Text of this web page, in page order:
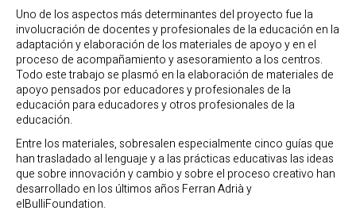
Uno de los aspectos más determinantes del proyecto fue la
involucración de docentes y profesionales de la educación en la
adaptación y elaboración de los materiales de apoyo y en el
proceso de acompañamiento y asesoramiento a los centros.
Todo este trabajo se plasmó en la elaboración de materiales de
apoyo pensados por educadores y profesionales de la
educación para educadores y otros profesionales de la
educación.
Entre los materiales, sobresalen especialmente cinco guías que
han trasladado al lenguaje y a las prácticas educativas las ideas
que sobre innovación y cambio y sobre el proceso creativo han
desarrollado en los últimos años Ferran Adrià y
elBulliFoundation.